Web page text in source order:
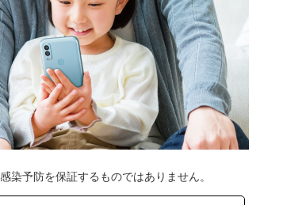
予防を保証するものではありません。